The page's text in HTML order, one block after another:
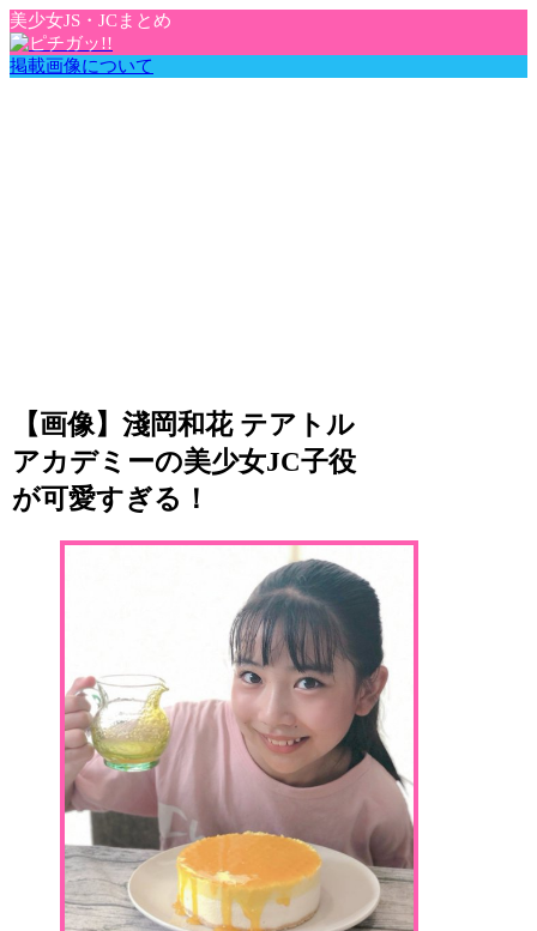
美少女JS・JCまとめ
掲載画像について
【画像】淺岡和花 テアトル
アカデミーの美少女JC子役
が可愛すぎる！